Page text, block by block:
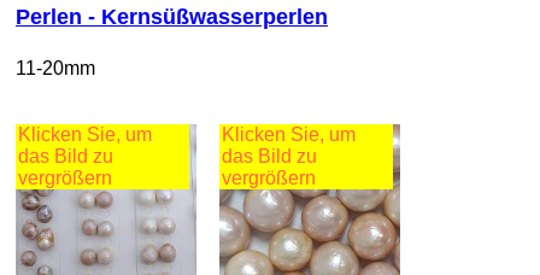
Perlen - Kernsüßwasserperlen
11-20mm
Klicken Sie, um
das Bild zu
vergrößern
Klicken Sie, um
das Bild zu
vergrößern